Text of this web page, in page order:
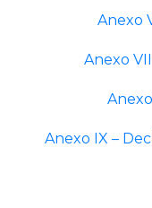
Anexo
Anexo
Anexo IX –